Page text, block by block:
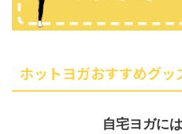
ホットヨガおすすめグッ
自宅ヨガに